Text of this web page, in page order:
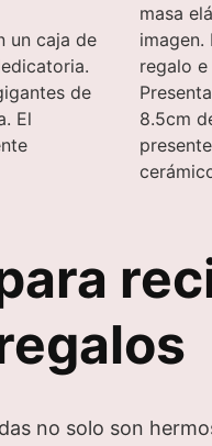
un caja de
de
El
masa
imagen.
regalo
8.5cm
no solo son